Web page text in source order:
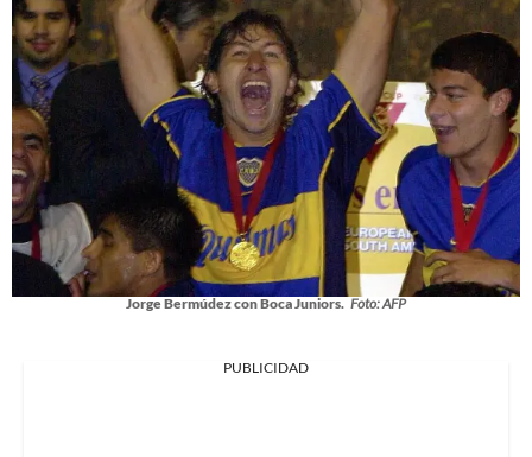
Jorge Bermúdez con Boca Juniors. Foto: AFP
PUBLICIDAD